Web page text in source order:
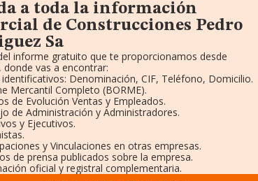
a toda la información
de Construcciones Pedro
Sa
informe gratuito que te proporcionamos desde
donde vas a encontrar:
Denominación, CIF, Teléfono, Domicilio.
Mercantil Completo (BORME).
de Evolución Ventas y Empleados.
de Administración y Administradores.
y Ejecutivos.
y Vinculaciones en otras empresas.
de prensa publicados sobre la empresa.
oficial y registral complementaria.